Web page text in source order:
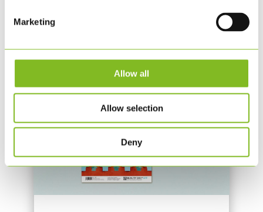
Marketing
Allow all
Allow selection
Deny
gennemført en vurdering og...